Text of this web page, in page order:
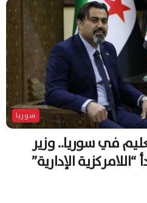
سوريا
في سوريا.. وزير
الإدارية”